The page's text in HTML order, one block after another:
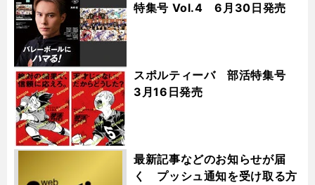
特集号 Vol.4 6月30日発売
スポルティーバ 部活特集号
3月16日発売
最新記事などのお知らせが届
く プッシュ通知を受け取る方